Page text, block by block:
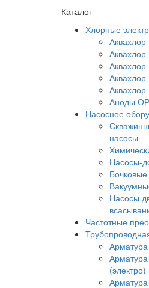
Каталог
Хлорные
Аквахлор
Аноды
Насосное
насосы
Насосы-
Насосы
Частотные
(электро)